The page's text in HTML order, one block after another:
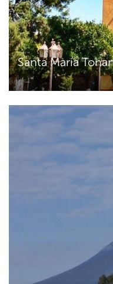
Santa María